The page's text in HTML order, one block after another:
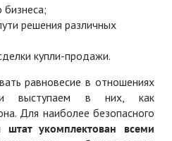
бизнеса;
решения различных
купли-продажи.
равновесие в отношениях
и выступаем в них, как
Для наиболее безопасного
штат укомплектован всеми